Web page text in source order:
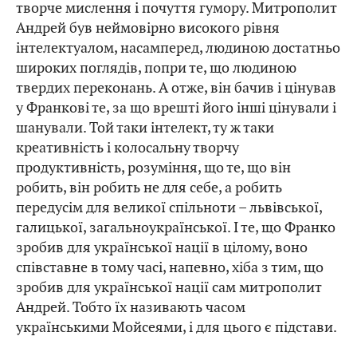
творче мислення і почуття гумору. Митрополит
Андрей був неймовірно високого рівня
інтелектуалом, насамперед, людиною достатньо
широких поглядів, попри те, що людиною
твердих переконань. А отже, він бачив і цінував
у Франкові те, за що врешті його інші цінували і
шанували. Той таки інтелект, ту ж таки
креативність і колосальну творчу
продуктивність, розуміння, що те, що він
робить, він робить не для себе, а робить
передусім для великої спільноти – львівської,
галицької, загальноукраїнської. І те, що Франко
зробив для української нації в цілому, воно
співставне в тому часі, напевно, хіба з тим, що
зробив для української нації сам митрополит
Андрей. Тобто їх називають часом
українськими Мойсеями, і для цього є підстави.